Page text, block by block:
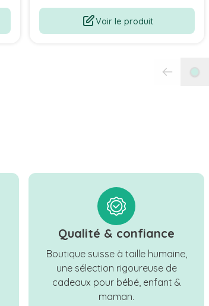
Voir le produit
Qualité & confiance
Boutique suisse à taille humaine,
une sélection rigoureuse de
cadeaux pour bébé, enfant &
maman.